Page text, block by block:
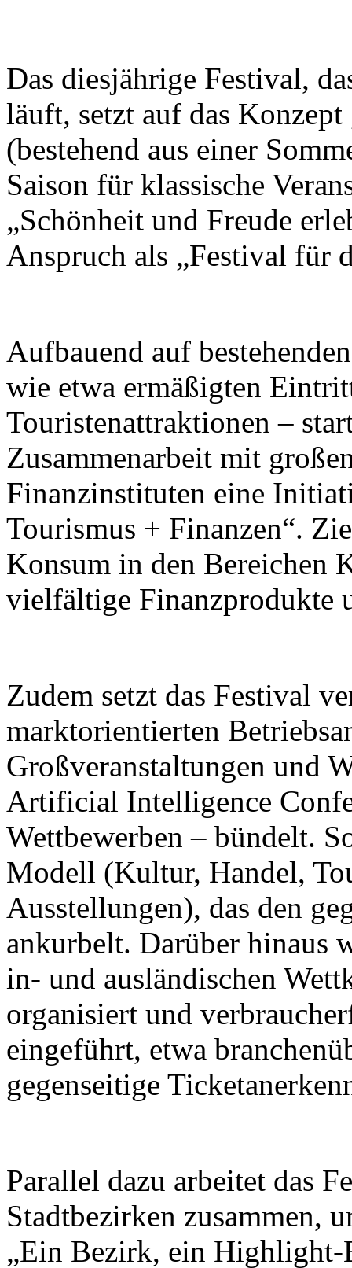
Das diesjährige Festival,
läuft, setzt auf das
(bestehend aus einer
Saison für klassische
„Schönheit und Freude
Anspruch als „Festival für
Aufbauend auf
wie etwa ermäßigten
Touristenattraktionen –
Zusammenarbeit mit
Finanzinstituten eine
Tourismus + Finanzen“.
Konsum in den Bereichen
vielfältige Finanzprodukte
Zudem setzt das Festival
marktorientierten
Großveranstaltungen und
Artificial Intelligence
Wettbewerben – bündelt.
Modell (Kultur, Handel,
Ausstellungen), das den
ankurbelt. Darüber hinaus
in- und ausländischen
organisiert und
eingeführt, etwa
gegenseitige
Parallel dazu arbeitet das
Stadtbezirken zusammen,
„Ein Bezirk, ein Highlight-